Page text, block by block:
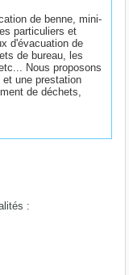
de benne, mini-
particuliers et
d'évacuation de
de bureau, les
Nous proposons
une prestation
de déchets,
: